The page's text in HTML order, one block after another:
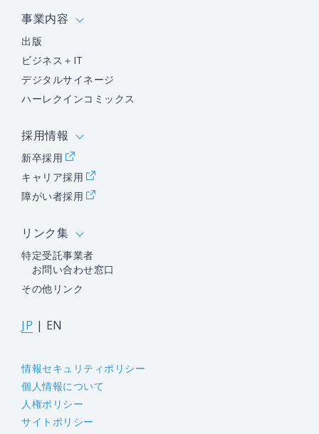
事業内容
出版
ビジネス＋IT
デジタルサイネージ
ハーレクインコミックス
採用情報
新卒採用
キャリア採用
障がい者採用
リンク集
特定受託事業者
お問い合わせ窓口
その他リンク
JP | EN
情報セキュリティポリシー
個人情報について
人権ポリシー
サイトポリシー